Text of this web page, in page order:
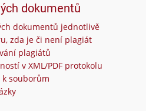
dokumentů
dokumentů jednotlivě
zda je či není plagiát
plagiátů
v XML/PDF protokolu
souborům